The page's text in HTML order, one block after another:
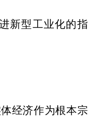
新型工业化的指
经济作为根本宗